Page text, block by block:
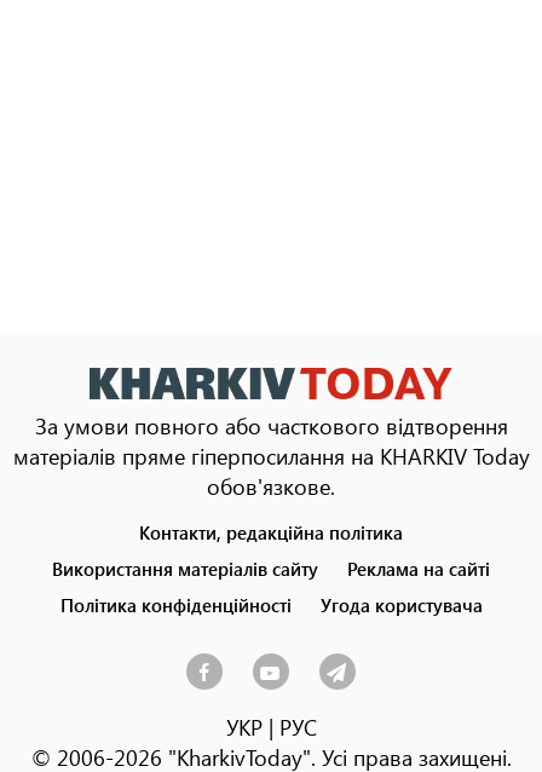
За умови повного або часткового відтворення
матеріалів пряме гіперпосилання на KHARKIV Today
обов'язкове.
menu
Контакти, редакційна політика
Використання матеріалів сайту
Реклама на сайті
Політика конфіденційності
Угода користувача
УКР| РУС
© 2006-2026 "KharkivToday". Усі права захищені.